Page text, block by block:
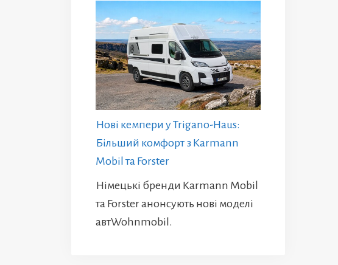
Нові кемпери у Trigano-Haus:
Більший комфорт з Karmann
Mobil та Forster
Німецькі бренди Karmann Mobil
та Forster анонсують нові моделі
автWohnmobil.